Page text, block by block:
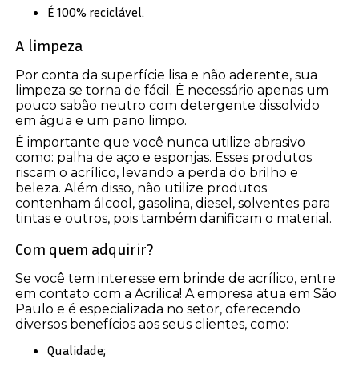
É 100% reciclável.
A limpeza
Por conta da superfície lisa e não aderente, sua
limpeza se torna de fácil. É necessário apenas um
pouco sabão neutro com detergente dissolvido
em água e um pano limpo.
É importante que você nunca utilize abrasivo
como: palha de aço e esponjas. Esses produtos
riscam o acrílico, levando a perda do brilho e
beleza. Além disso, não utilize produtos
contenham álcool, gasolina, diesel, solventes para
tintas e outros, pois também danificam o material.
Com quem adquirir?
Se você tem interesse em brinde de acrílico, entre
em contato com a Acrilica! A empresa atua em São
Paulo e é especializada no setor, oferecendo
diversos benefícios aos seus clientes, como:
Qualidade;